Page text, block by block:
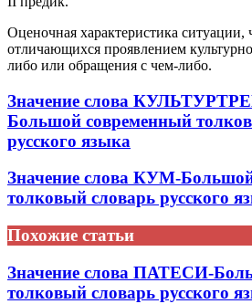
Оценочная характеристика ситуации,
отличающихся проявлением
либо или обращения с чем-либо.
Значение слова
Большой современный
русского языка
Значение слова КУМ-
толковый словарь русского
Похожие статьи
Значение слова ПАТЕСИ-
толковый словарь русского